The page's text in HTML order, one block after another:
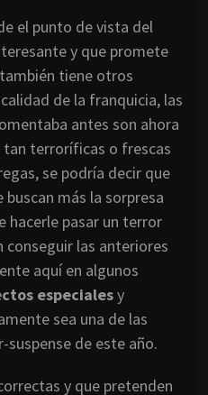
el punto de vista del
y que promete
tiene otros
de la franquicia, las
antes son ahora
tan terroríficas o frescas
se podría decir que
buscan más la sorpresa
hacerle pasar un terror
las anteriores
aquí en algunos
especialesy
sea una de las
de este año.
y que pretenden